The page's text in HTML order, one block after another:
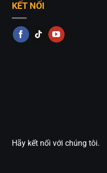
KẾT NỐI
Hãy kết nối với chúng tôi.